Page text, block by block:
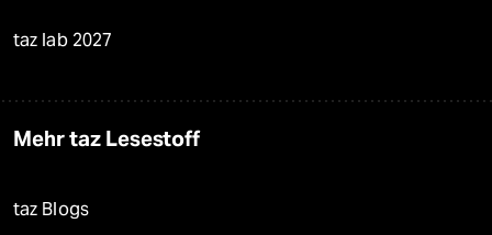
taz lab 2027
Mehr taz Lesestoff
taz Blogs